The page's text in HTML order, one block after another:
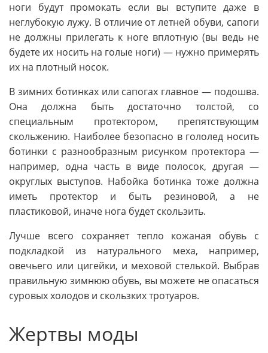
ноги будут промокать если вы вступите даже в
неглубокую лужу. В отличие от летней обуви, сапоги
не должны прилегать к ноге вплотную (вы ведь не
будете их носить на голые ноги) — нужно примерять
их на плотный носок.
В зимних ботинках или сапогах главное — подошва.
Она должна быть достаточно толстой, со
специальным протектором, препятствующим
скольжению. Наиболее безопасно в гололед носить
ботинки с разнообразным рисунком протектора —
например, одна часть в виде полосок, другая —
округлых выступов. Набойка ботинка тоже должна
иметь протектор и быть резиновой, а не
пластиковой, иначе нога будет скользить.
Лучше всего сохраняет тепло кожаная обувь с
подкладкой из натурального меха, например,
овечьего или цигейки, и меховой стелькой. Выбрав
правильную зимнюю обувь, вы можете не опасаться
суровых холодов и скользких тротуаров.
Жертвы моды